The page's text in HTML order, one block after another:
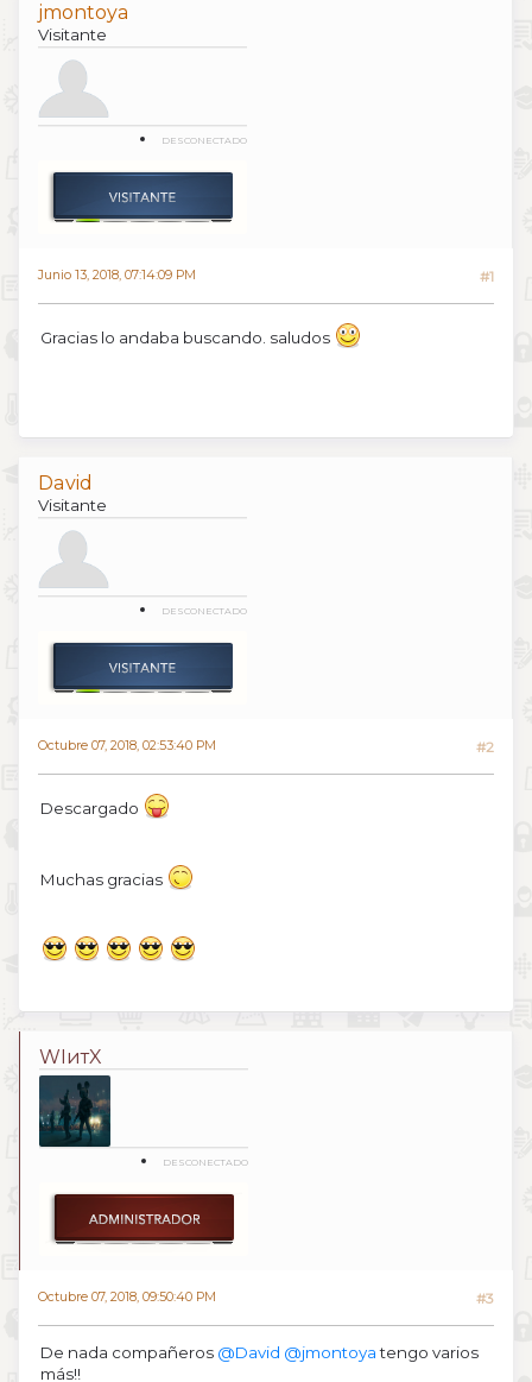
jmontoya
Visitante
DESCONECTADO
Junio 13, 2018, 07:14:09 PM #1
Gracias lo andaba buscando. saludos
David
Visitante
DESCONECTADO
Octubre 07, 2018, 02:53:40 PM #2
Descargado
Muchas gracias
WIитX
DESCONECTADO
Octubre 07, 2018, 09:50:40 PM #3
De nada compañeros @David @jmontoyatengo varios
más!!